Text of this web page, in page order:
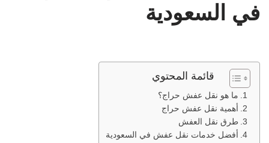
في السعودية
قائمة المحتوي
ما هو نقل عفش حراج؟
أهمية نقل عفش حراج
طرق نقل العفش
أفضل خدمات نقل عفش في السعودية